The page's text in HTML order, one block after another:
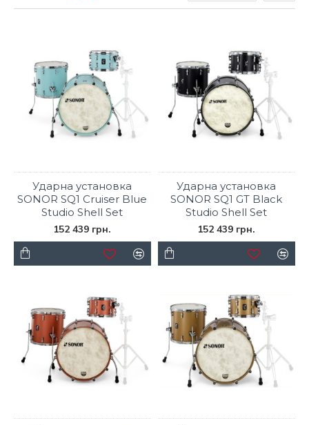
Ударна установка
SONOR SQ1 Cruiser Blue
Studio Shell Set
152 439 грн.
Ударна установка
SONOR SQ1 GT Black
Studio Shell Set
152 439 грн.